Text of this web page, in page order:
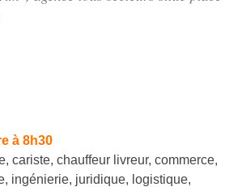
à 8h30
, cariste, chauffeur livreur, commerce,
, ingénierie, juridique, logistique,